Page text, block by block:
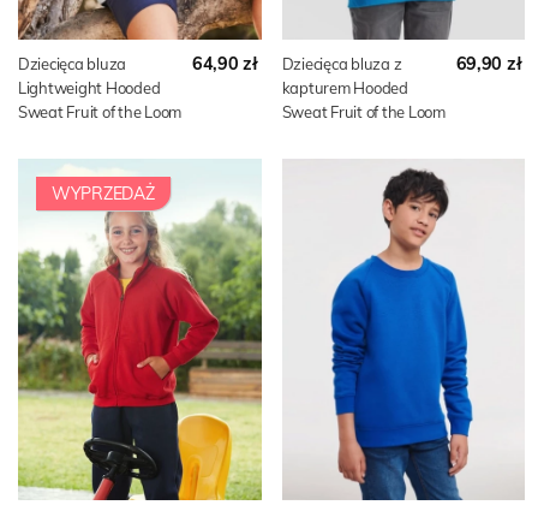
Dziecięca bluza
Lightweight Hooded
Sweat Fruit of the Loom
64,90 zł
Dziecięca bluza z
kapturem Hooded
Sweat Fruit of the Loom
69,90 zł
WYPRZEDAŻ